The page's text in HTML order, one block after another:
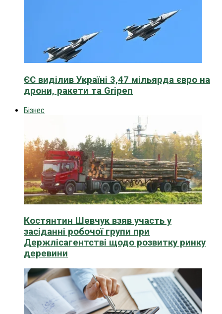
ЄС виділив Україні 3,47 мільярда євро на
дрони, ракети та Gripen
Бізнес
Костянтин Шевчук взяв участь у
засіданні робочої групи при
Держлісагентстві щодо розвитку ринку
деревини